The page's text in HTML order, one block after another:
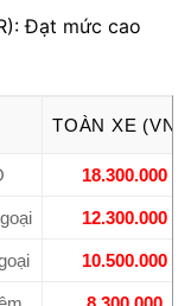
Đạt mức cao
TOÀN XE
18.300.000
12.300.000
10.500.000